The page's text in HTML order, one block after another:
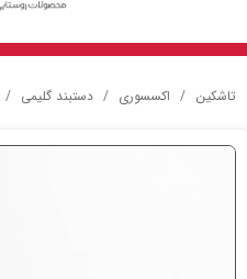
تاشکین اکسسوری دستبند گلیمی